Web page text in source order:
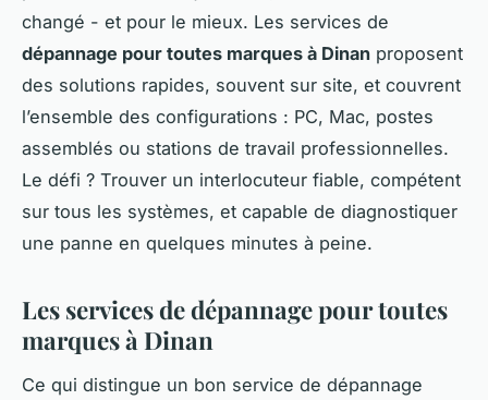
changé - et pour le mieux. Les services de
dépannage pour toutes marques à Dinan proposent
des solutions rapides, souvent sur site, et couvrent
l’ensemble des configurations : PC, Mac, postes
assemblés ou stations de travail professionnelles.
Le défi ? Trouver un interlocuteur fiable, compétent
sur tous les systèmes, et capable de diagnostiquer
une panne en quelques minutes à peine.
Les services de dépannage pour toutes
marques à Dinan
Ce qui distingue un bon service de dépannage